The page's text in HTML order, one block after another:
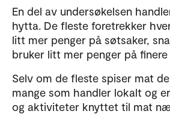
En del av undersøkelsen
hytta. De fleste foretrekker
litt mer penger på søtsaker,
bruker litt mer penger på
Selv om de fleste spiser mat
mange som handler lokalt og
og aktiviteter knyttet til mat